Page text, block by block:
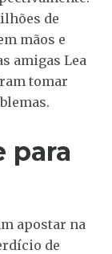
de
mãos e
amigas Lea
tomar
para
apostar na
de